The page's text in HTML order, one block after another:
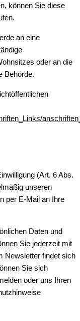
können Sie diese
an eine
oder an die
Behörde.
(Art. 6 Abs.
unseren
per E-Mail an Ihre
Daten und
Sie jederzeit mit
Newsletter findet sich
Sie sich
oder uns Ihren